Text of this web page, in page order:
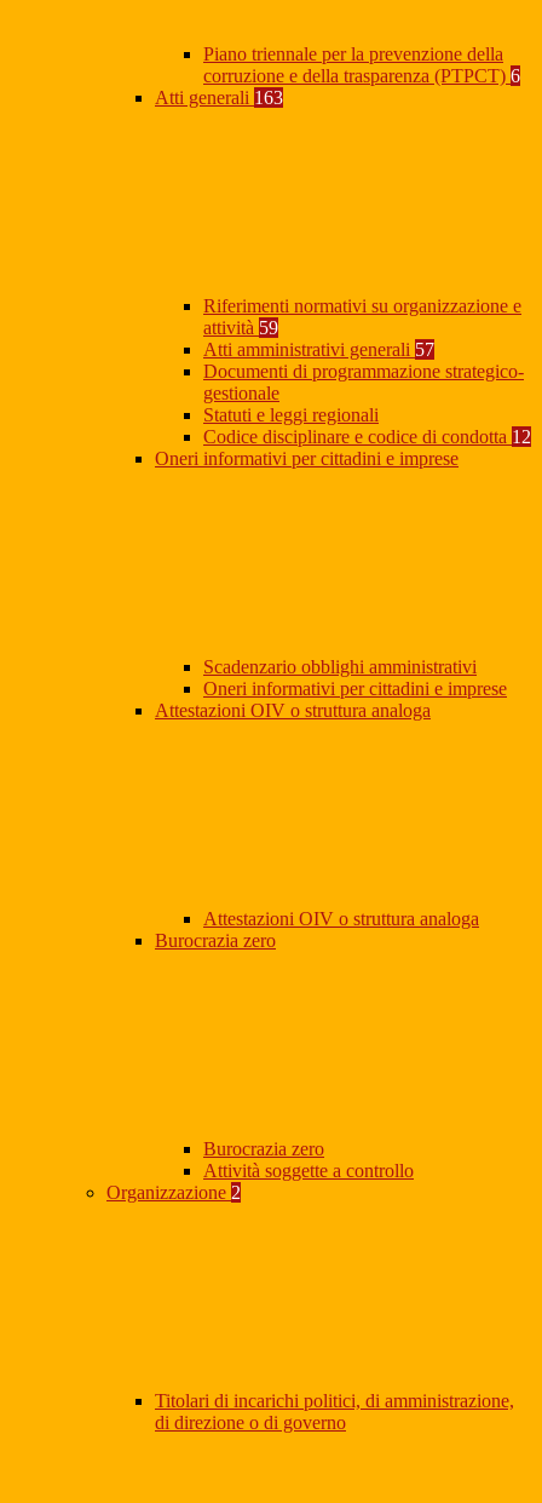
Piano triennale per la prevenzione della
corruzione e della trasparenza (PTPCT) 6
Atti generali 163
Riferimenti normativi su organizzazione e
attività 59
Atti amministrativi generali 57
Documenti di programmazione strategico-
gestionale
Statuti e leggi regionali
Codice disciplinare e codice di condotta 12
Oneri informativi per cittadini e imprese
Scadenzario obblighi amministrativi
Oneri informativi per cittadini e imprese
Attestazioni OIV o struttura analoga
Attestazioni OIV o struttura analoga
Burocrazia zero
Burocrazia zero
Attività soggette a controllo
Organizzazione 2
Titolari di incarichi politici, di amministrazione,
di direzione o di governo